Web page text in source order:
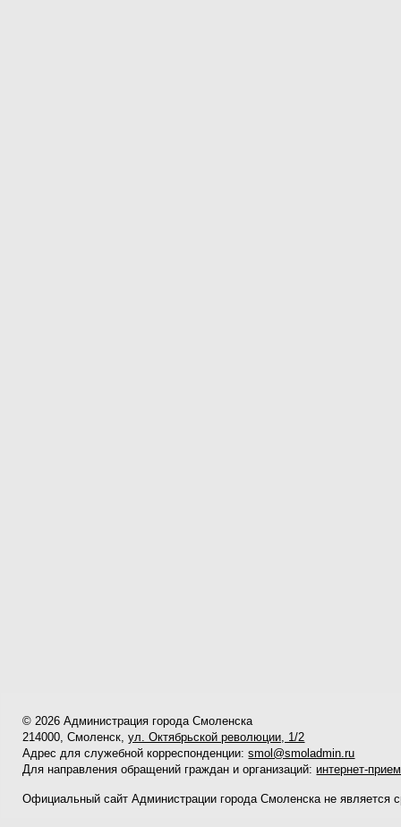
© 2026 Администрация города Смоленска
214000, Смоленск,ул. Октябрьской революции, 1/2
Адрес для служебной корреспонденции:smol@smoladmin.ru
Для направления обращений граждан и организаций: интернет-
Официальный сайт Администрации города Смоленска не является